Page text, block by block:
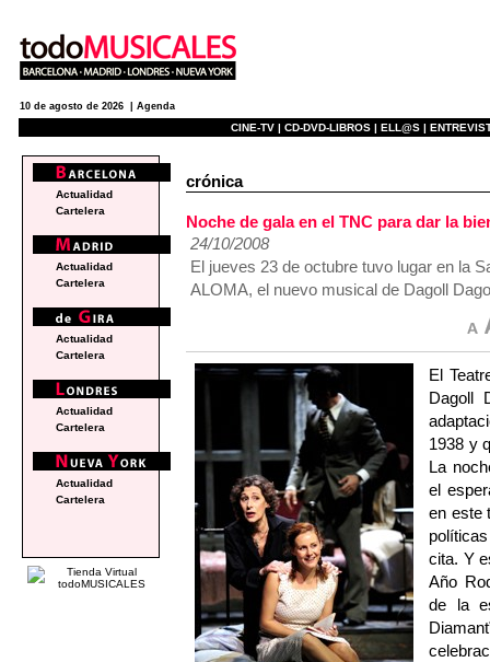
10 de agosto de 2026 | Agenda
CINE-TV | CD-DVD-LIBROS | ELL@S |
crónica
Noche de gala en el TNC para dar la
24/10/2008
El jueves 23 de octubre tuvo lugar en la
ALOMA, el nuevo musical de Dagoll
El
Dagoll
1938 y
La
el
en este
cita. Y
Año
de la
Actualidad
Cartelera
Actualidad
Cartelera
Actualidad
Cartelera
Actualidad
Cartelera
Actualidad
Cartelera